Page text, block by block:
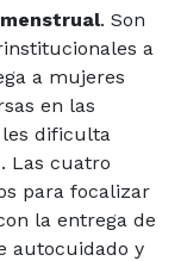
. Son
a
a mujeres
en las
les dificulta
Las cuatro
para focalizar
la entrega de
autocuidado y